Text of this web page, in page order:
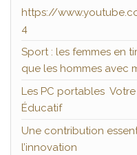
https://
4
Sport : les femmes en
que les hommes avec
Les PC portables Votre
Éducatif
Une contribution
l’innovation